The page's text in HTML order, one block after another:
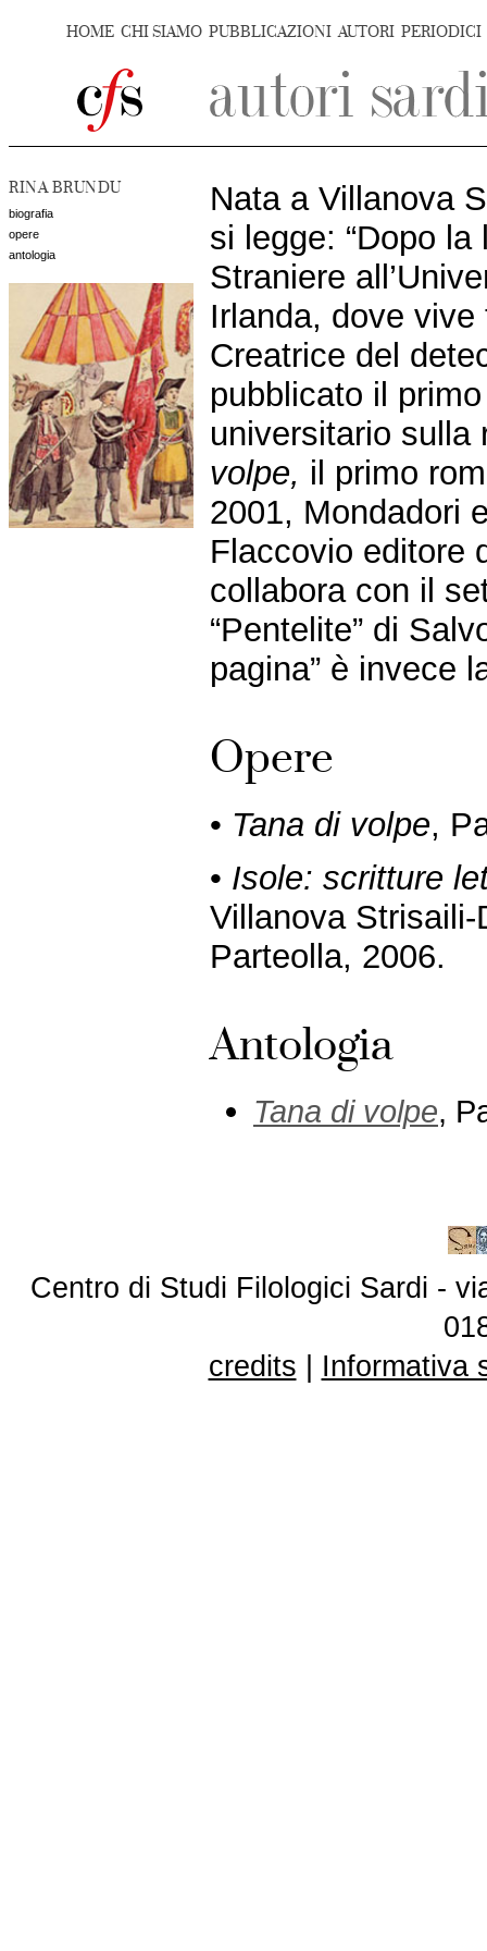
HOME CHI SIAMO PUBBLICAZIONI AUTORI PERIODICI
RINA BRUNDU
biografia
opere
antologia
Nata a Villanova
si legge: “Dopo
Straniere
Irlanda, dove
Creatrice del
pubblicato il
universitario sulla
volpe, il primo
2001, Mondadori
Flaccovio editore
collabora con il
“Pentelite” di
pagina” è invece
Opere
• Tana di volpe,
• Isole: scritture
Villanova
Parteolla, 2006.
Antologia
Tana di volpe,
Centro di Studi Filologici Sardi -
credits
Informativa